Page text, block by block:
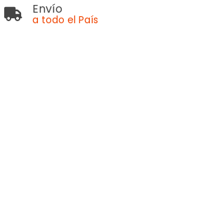
Envío
a todo el País